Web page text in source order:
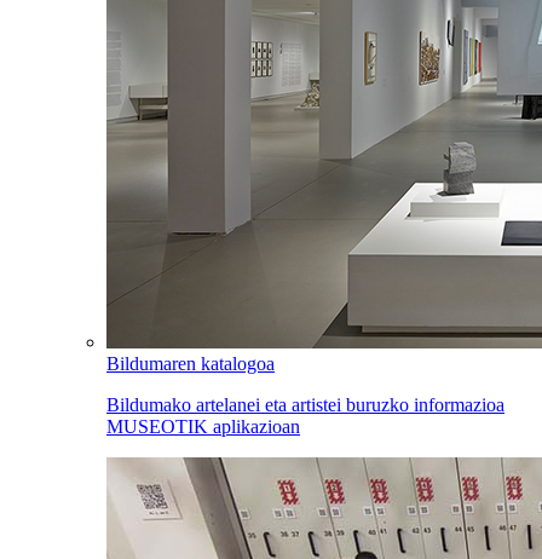
Bildumaren katalogoa
Bildumako artelanei eta artistei buruzko informazioa
MUSEOTIK aplikazioan